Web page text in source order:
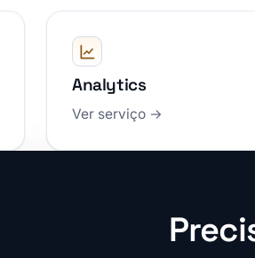
Analytics
Ver serviço →